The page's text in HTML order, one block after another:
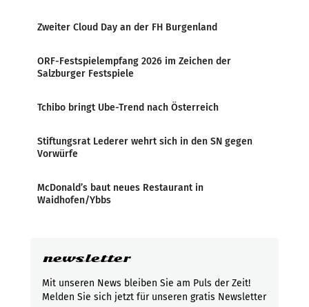
Zweiter Cloud Day an der FH Burgenland
ORF-Festspielempfang 2026 im Zeichen der
Salzburger Festspiele
Tchibo bringt Ube-Trend nach Österreich
Stiftungsrat Lederer wehrt sich in den SN gegen
Vorwürfe
McDonald’s baut neues Restaurant in
Waidhofen/Ybbs
newsletter
Mit unseren News bleiben Sie am Puls der Zeit!
Melden Sie sich jetzt für unseren gratis Newsletter